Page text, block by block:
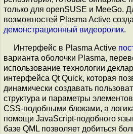
только для openSUSE и MeeGo.
возможностей Plasma Active
демонстрационный видеоролик.
Интерфейс в Plasma Active
варианта оболочки Plasma,
использование технологии
интерфейса Qt Quick, которая
динамически создавать
структура и параметры
CSS-подобными блоками, а
помощи JavaScript-подобного
базе QML позволяет добиться